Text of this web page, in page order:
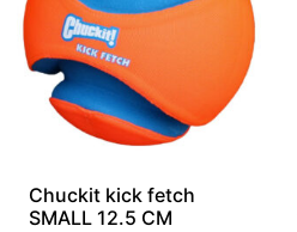
Chuckit kick fetch
SMALL 12.5 CM